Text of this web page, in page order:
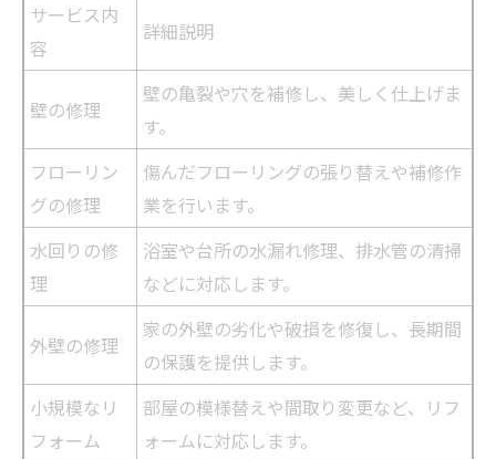
サービス内
容
詳細説明
壁の修理
壁の亀裂や穴を補修し、美しく仕上げま
す。
フローリン
グの修理
傷んだフローリングの張り替えや補修作
業を行います。
水回りの修
理
浴室や台所の水漏れ修理、排水管の清掃
などに対応します。
外壁の修理
家の外壁の劣化や破損を修復し、長期間
の保護を提供します。
小規模な リ
フォーム
部屋の模様替えや間取り変更など、
リフ
ォームに対応します。